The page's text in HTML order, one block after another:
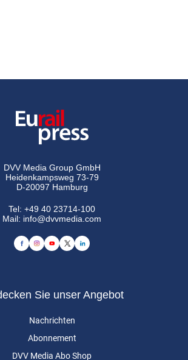
DVV Media Group GmbH
Heidenkampsweg 73-79
D-20097 Hamburg
Tel:+49 40 23714-100
Mail: info@dvvmedia.com
Sie unser Angebot
Nachrichten
Abonnement
DVV Media Abo Shop